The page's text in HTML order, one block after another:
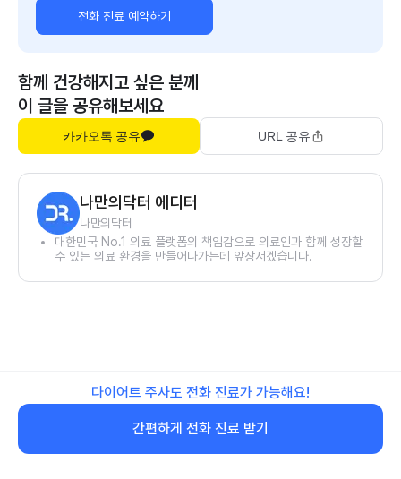
전화 진료 예약하기
함께 건강해지고 싶은 분께
이 글을 공유해보세요
카카오톡 공유 URL 공유
나만의닥터 에디터
나만의닥터
대한민국 No.1 의료 플랫폼의 책임감으로 의료인과 함께 성장할
수 있는 의료 환경을 만들어나가는데 앞장서겠습니다.
다이어트 주사도 전화 진료가 가능해요!
간편하게 전화 진료 받기